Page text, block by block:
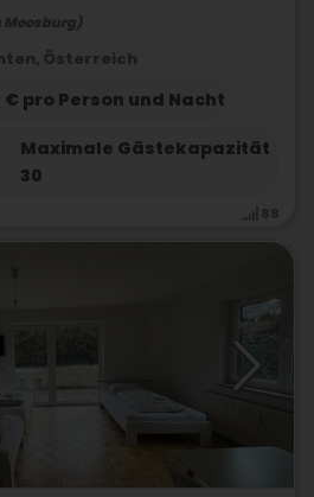
Moosburg)
Österreich
€ pro Person und Nacht
Maximale Gästekapazität
30